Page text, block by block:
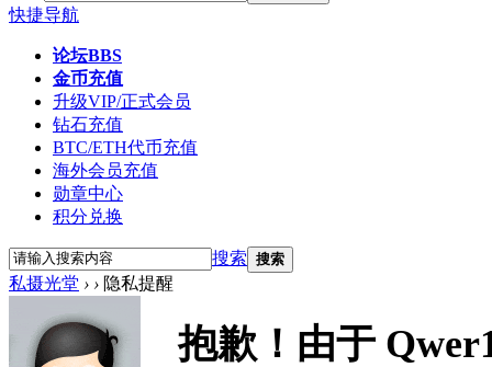
快捷导航
论坛BBS
金币充值
升级VIP/正式会员
钻石充值
BTC/ETH代币充值
海外会员充值
勋章中心
积分兑换
搜索 搜索
私摄光堂 › › 隐私提醒
抱歉！由于